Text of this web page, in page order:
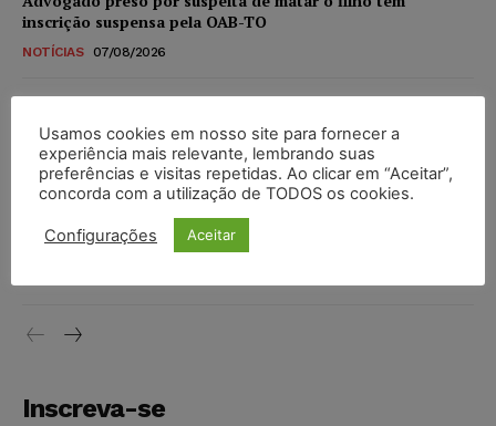
inscrição suspensa pela OAB-TO
NOTÍCIAS 07/08/2026
novos para pessoas com deficiência e autistas de todos os
níveis
DIREITO TRIBUTÁRIO 07/08/2026
Justiça do Trabalho mantém justa causa de empregado que
vendia canetas emagrecedoras no local de trabalho
Inscreva-se
Usamos cookies em nosso site para fornecer a
experiência mais relevante, lembrando suas
preferências e visitas repetidas. Ao clicar em “Aceitar”,
concorda com a utilização de TODOS os cookies.
Configurações Aceitar